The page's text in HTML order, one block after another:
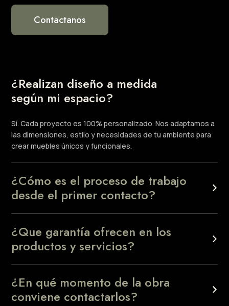
Contactanos
¿Realizan diseño a medida
según mi espacio?
Sí. Cada proyecto es 100% personalizado. Nos adaptamos a
las dimensiones, estilo y necesidades de tu ambiente para
crear muebles únicos y funcionales.
¿Cómo es el proceso de trabajo
desde el primer contacto?
¿Que garantía ofrecen en los
productos y servicios?
¿En qué momento de la obra
conviene contactarlos?